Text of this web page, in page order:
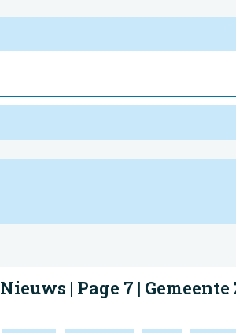
Nieuws | Page 7 |